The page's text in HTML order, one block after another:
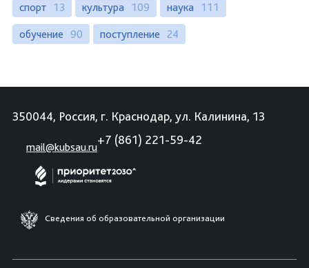
спорт 13 культура 109 наука 111
обучение 90 поступление 24
350044, Россия, г. Краснодар, ул. Калинина, 13
mail@kubsau.ru
+7 (861) 221-59-42
Сведения об образовательной организации